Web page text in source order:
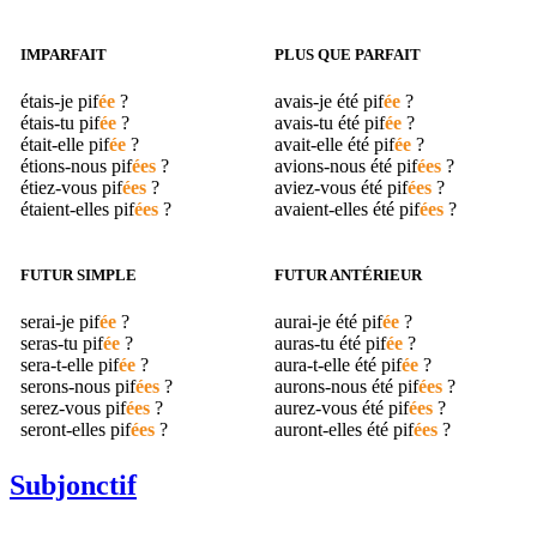
IMPARFAIT
étais-je pifée ?
étais-tu pifée ?
était-elle pifée ?
étions-nous pifées ?
étiez-vous pifées ?
étaient-elles pifées ?
PLUS QUE PARFAIT
avais-je été pifée?
avais-tu été pifée?
avait-elle été pifée?
avions-nous été pifées?
aviez-vous été pifées?
avaient-elles été pifées?
FUTUR SIMPLE
serai-je pifée ?
seras-tu pifée ?
sera-t-elle pifée ?
serons-nous pifées ?
serez-vous pifées ?
seront-elles pifées ?
FUTUR ANTÉRIEUR
aurai-je été pifée?
auras-tu été pifée?
aura-t-elle été pifée?
aurons-nous été pifées?
aurez-vous été pifées?
auront-elles été pifées?
Subjonctif